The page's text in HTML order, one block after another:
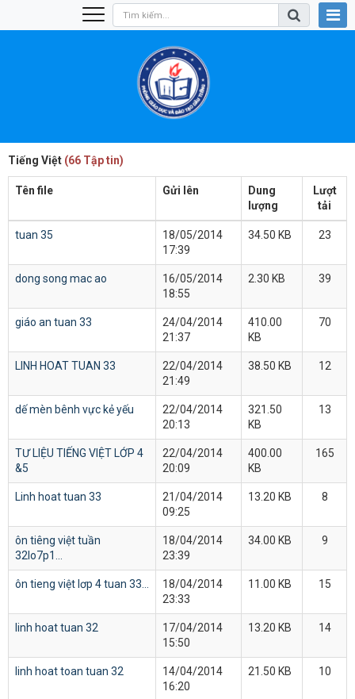
Tiếng Việt (66 Tập tin)
Tên file Gửi lên
Dung
lượng
Lượt
tải
tuan 35
18/05/2014
17:39
34.50 KB 23
dong song mac ao
16/05/2014
18:55
2.30 KB 39
giáo an tuan 33
24/04/2014
21:37
410.00
KB
70
LINH HOAT TUAN 33
22/04/2014
21:49
38.50 KB 12
dế mèn bênh vực kẻ yếu
22/04/2014
20:13
321.50
KB
13
TƯ LIỆU TIẾNG VIỆT LỚP 4
&5
22/04/2014
20:09
400.00
KB
165
Linh hoat tuan 33
21/04/2014
09:25
13.20 KB 8
ôn tiêng việt tuần
32lo7p1...
18/04/2014
23:39
34.00 KB 9
ôn tieng việt lơp 4 tuan 33...
18/04/2014
23:33
11.00 KB 15
linh hoat tuan 32
17/04/2014
15:50
13.20 KB 14
linh hoat toan tuan 32
14/04/2014
16:20
21.50 KB 10